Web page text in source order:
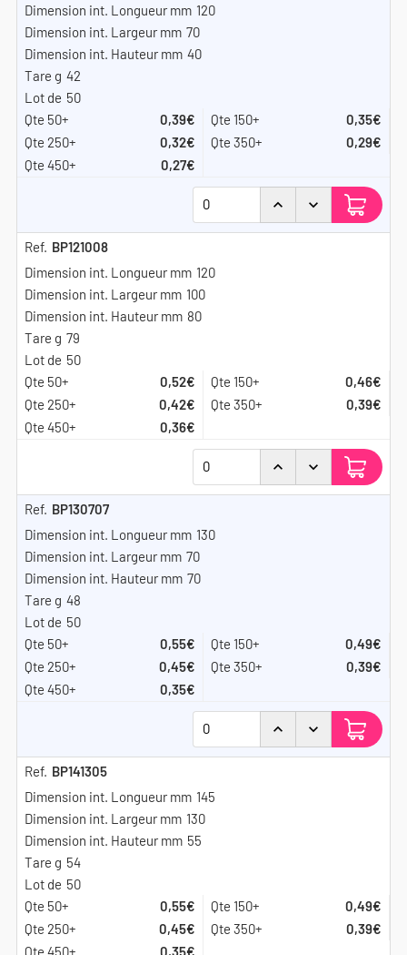
120
70
40
42
50
0,39€
0,35€
0,32€
0,29€
0,27€
BP121008
120
100
80
79
50
0,52€
0,46€
0,42€
0,39€
0,36€
BP130707
130
70
70
48
50
0,55€
0,49€
0,45€
0,39€
0,35€
BP141305
145
130
55
54
50
0,55€
0,49€
0,45€
0,39€
0,35€